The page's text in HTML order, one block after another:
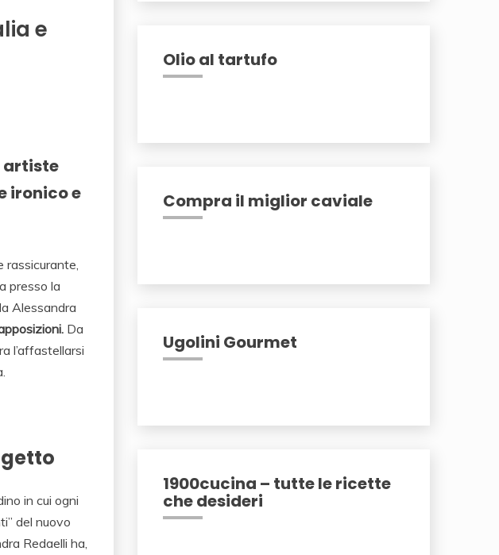
e
artiste
ironico e
rassicurante,
presso la
Alessandra
Da
l’affastellarsi
in cui ogni
del nuovo
Redaelli ha,
Olio al tartufo
Compra il miglior caviale
Ugolini Gourmet
1900cucina – tutte le ricette
che desideri